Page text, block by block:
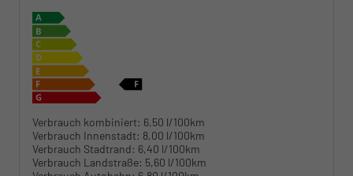
Verbrauch kombiniert: 6,50 l/100km
Verbrauch Innenstadt: 8,00 l/100km
Verbrauch Stadtrand: 6,40 l/100km
Verbrauch Landstraße: 5,60 l/100km